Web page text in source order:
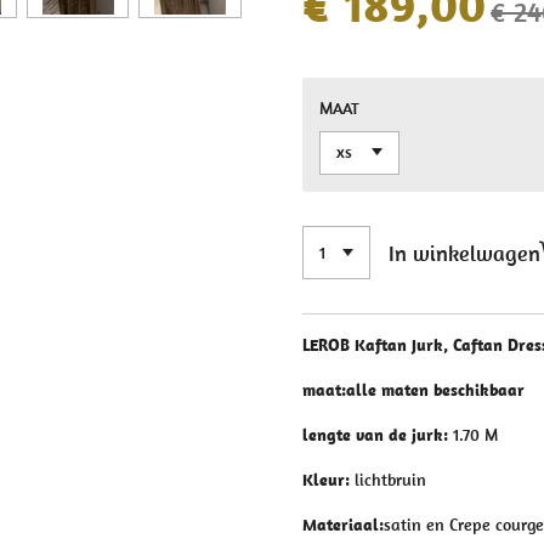
€
MAAT
In winkelwagen
LEROB Kaftan Jurk, Caftan
maat:alle maten beschikbaar
lengte van de jurk: 1.70 M
Kleur: lichtbruin
Materiaal:satin en Crepe